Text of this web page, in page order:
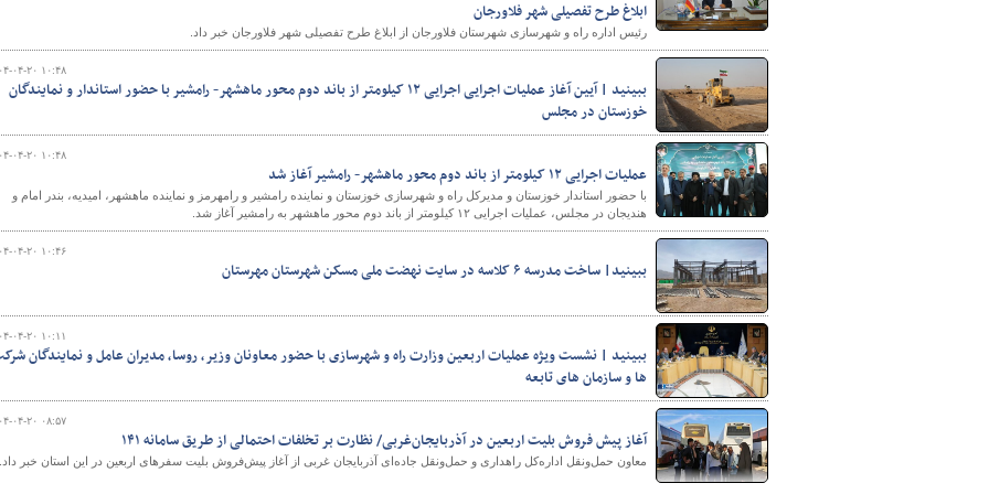
ابلاغ طرح تفصیلی شهر فلاورجان
رئیس اداره راه و شهرسازی شهرستان فلاورجان از ابلاغ طرح تفصیلی شهر فلاورجان خبر داد.
۱۴۰۴-۰۴-۲۰
ببینید | آیین آغاز عملیات اجرایی اجرایی ۱۲ کیلومتر از باند دوم محور ماهشهر- رامشیر با حضور استاندار و نمایندگان
خوزستان در مجلس
۱۴۰۴-۰۴-۲۰
عملیات اجرایی ۱۲ کیلومتر از باند دوم محور ماهشهر- رامشیر آغاز شد
با حضور استاندار خوزستان و مدیرکل راه و شهرسازی خوزستان و نماینده رامشیر و رامهرمز و نماینده ماهشهر، امیدیه، بندر امام و
هندیجان در مجلس، عملیات اجرایی ۱۲ کیلومتر از باند دوم محور ماهشهر به رامشیر آغاز شد.
۱۴۰۴-۰۴-۲۰
ببینید| ساخت مدرسه ۶ کلاسه در سایت نهضت ملی مسکن شهرستان مهرستان
۱۴۰۴-۰۴-۲۰
ببینید | نشست ویژه عملیات اربعین وزارت راه و شهرسازی با حضور معاونان وزیر، روسا، مدیران عامل و نمایندگان
ها و سازمان های تابعه
۱۴۰۴-۰۴-۲۰
آغاز پیش فروش بلیت اربعین در آذربایجان‌غربی/ نظارت بر تخلفات احتمالی از طریق سامانه ۱۴۱
معاون حمل‌ونقل اداره‌کل راهداری و حمل‌ونقل جاده‌ای آذربایجان غربی از آغاز پیش‌فروش بلیت سفرهای اربعین در این استان خبر داد.